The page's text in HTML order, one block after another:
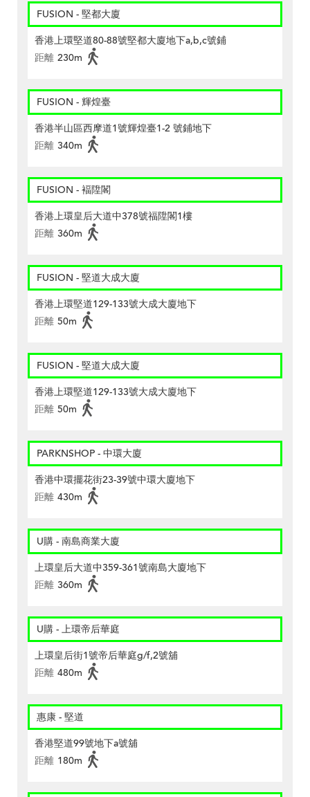
FUSION - 堅都大廈
香港上環堅道80-88號堅都大廈地下a,b,c號鋪
距離 230m
FUSION - 輝煌臺
香港半山區西摩道1號輝煌臺1-2 號鋪地下
距離 340m
FUSION - 褔陞閣
香港上環皇后大道中378號福陞閣1樓
距離 360m
FUSION - 堅道大成大廈
香港上環堅道129-133號大成大廈地下
距離 50m
FUSION - 堅道大成大廈
香港上環堅道129-133號大成大廈地下
距離 50m
PARKNSHOP - 中環大廈
香港中環擺花街23-39號中環大廈地下
距離 430m
U購 - 南島商業大廈
上環皇后大道中359-361號南島大廈地下
距離 360m
U購 - 上環帝后華庭
上環皇后街1號帝后華庭g/f,2號舖
距離 480m
惠康 - 堅道
香港堅道99號地下a號舖
距離 180m